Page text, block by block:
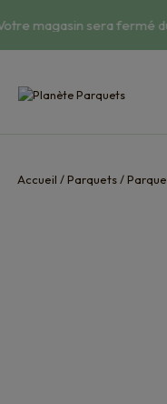
magasin sera fermé
Accueil /Parquets/